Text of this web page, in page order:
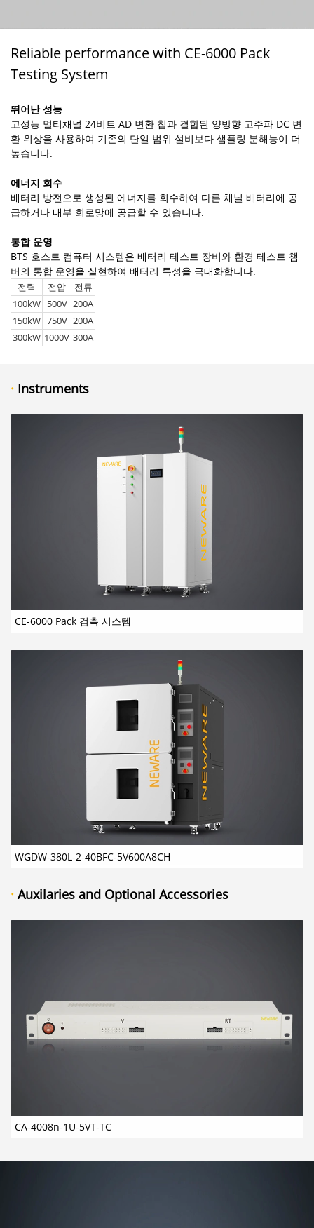
Reliable performance with CE-6000 Pack
Testing System
뛰어난 성능
고성능 멀티채널 24비트 AD 변환 칩과 결합된 양방향 고주파 DC 변
환 위상을 사용하여 기존의 단일 범위 설비보다 샘플링 분해능이 더
높습니다.
에너지 회수
배터리 방전으로 생성된 에너지를 회수하여 다른 채널 배터리에 공
급하거나 내부 회로망에 공급할 수 있습니다.
통합 운영
BTS 호스트 컴퓨터 시스템은 배터리 테스트 장비와 환경 테스트 챔
버의 통합 운영을 실현하여 배터리 특성을 극대화합니다.
전력 전압
전류
100kW 500V 200A
150kW 750V 200A
300kW 1000V 300A
· Instruments
CE-6000 Pack 검측 시스템
WGDW-380L-2-40BFC-5V600A8CH
· Auxilaries and Optional Accessories
CA-4008n-1U-5VT-TC